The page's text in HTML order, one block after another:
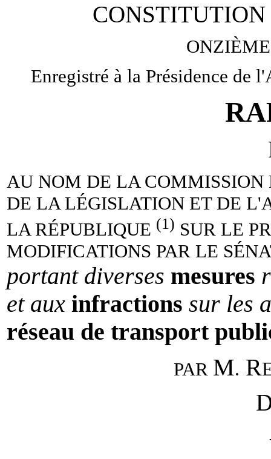
CONSTITUTION
Enregistré à la Présidence de
AU NOM DE LA COMMISSION
DE LA LÉGISLATION ET DE
LA RÉPUBLIQUE (1) SUR LE
MODIFICATIONS PAR LE
portant diverses mesures
et aux infractions sur les
réseau de transport
PAR M. R